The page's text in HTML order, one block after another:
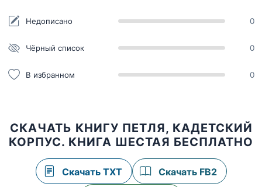
Недописано 0
Чёрный список 0
В избранном 0
СКАЧАТЬ КНИГУ ПЕТЛЯ, КАДЕТСКИЙ
КОРПУС. КНИГА ШЕСТАЯ БЕСПЛАТНО
Скачать TXT Скачать FB2